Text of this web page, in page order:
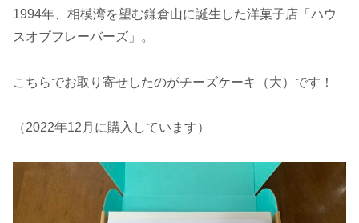
1994年、相模湾を望む鎌倉山に誕生した洋菓子店「ハウ
スオブフレーバーズ」。
こちらでお取り寄せしたのがチーズケーキ（大）です！
（2022年12月に購入しています）